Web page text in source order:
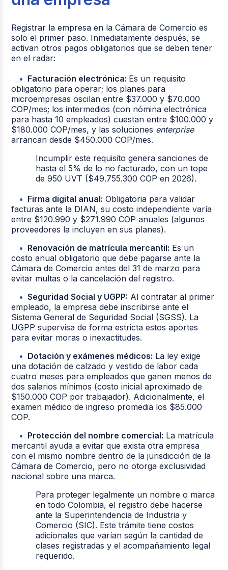
Registrar la empresa en la Cámara de Comercio es
solo el primer paso. Inmediatamente después, se
activan otros pagos obligatorios que se deben tener
en el radar:
Facturación electrónica: Es un requisito
obligatorio para operar; los planes para
microempresas oscilan entre $37.000 y $70.000
COP/mes; los intermedios (con nómina electrónica
para hasta 10 empleados) cuestan entre $100.000 y
$180.000 COP/mes, y las soluciones enterprise
arrancan desde $450.000 COP/mes.
Incumplir este requisito genera sanciones de
hasta el 5% de lo no facturado, con un tope
de 950 UVT ($49.755.300 COP en 2026).
Firma digital anual: Obligatoria para validar
facturas ante la DIAN, su costo independiente varía
entre $120.990 y $271.990 COP anuales (algunos
proveedores la incluyen en sus planes).
Renovación de matrícula mercantil: Es un
costo anual obligatorio que debe pagarse ante la
Cámara de Comercio antes del 31 de marzo para
evitar multas o la cancelación del registro.
Seguridad Social y UGPP: Al contratar al primer
empleado, la empresa debe inscribirse ante el
Sistema General de Seguridad Social (SGSS). La
UGPP supervisa de forma estricta estos aportes
para evitar moras o inexactitudes.
Dotación y exámenes médicos: La ley exige
una dotación de calzado y vestido de labor cada
cuatro meses para empleados que ganen menos de
dos salarios mínimos (costo inicial aproximado de
$150.000 COP por trabajador). Adicionalmente, el
examen médico de ingreso promedia los $85.000
COP.
Protección del nombre comercial: La matrícula
mercantil ayuda a evitar que exista otra empresa
con el mismo nombre dentro de la jurisdicción de la
Cámara de Comercio, pero no otorga exclusividad
nacional sobre una marca.
Para proteger legalmente un nombre o marca
en todo Colombia, el registro debe hacerse
ante la Superintendencia de Industria y
Comercio (SIC). Este trámite tiene costos
adicionales que varían según la cantidad de
clases registradas y el acompañamiento legal
requerido.